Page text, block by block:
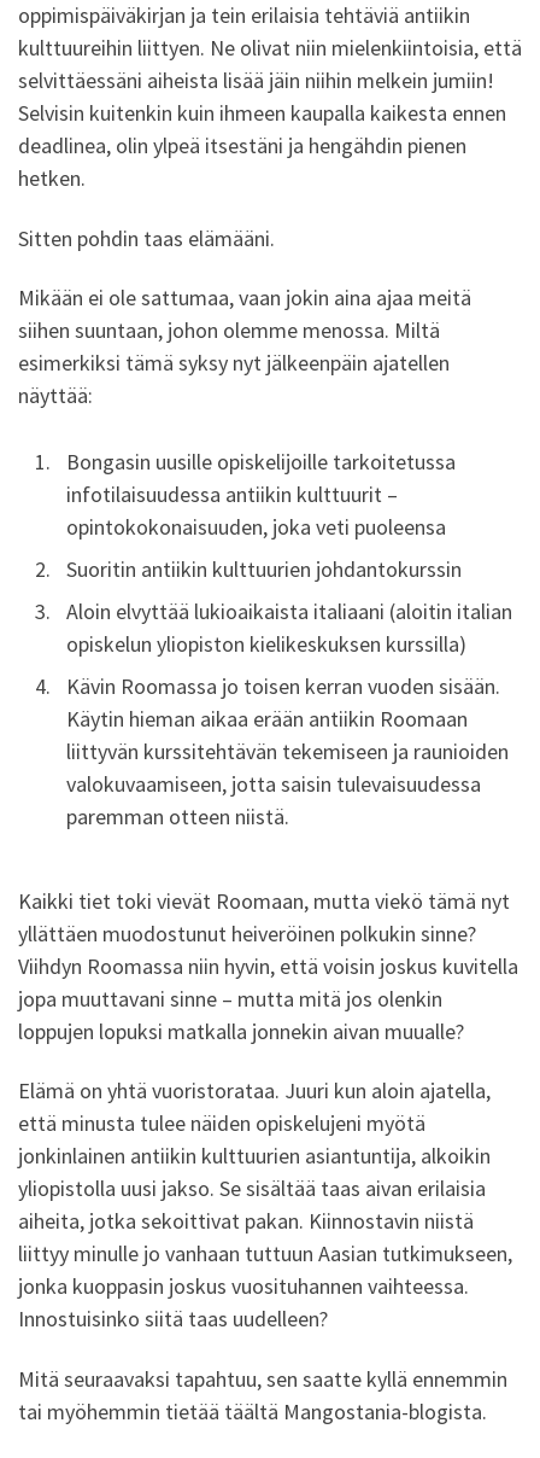
oppimispäiväkirjan ja tein erilaisia tehtäviä antiikin
kulttuureihin liittyen. Ne olivat niin mielenkiintoisia, että
selvittäessäni aiheista lisää jäin niihin melkein jumiin!
Selvisin kuitenkin kuin ihmeen kaupalla kaikesta ennen
deadlinea, olin ylpeä itsestäni ja hengähdin pienen
hetken.
Sitten pohdin taas elämääni.
Mikään ei ole sattumaa, vaan jokin aina ajaa meitä
siihen suuntaan, johon olemme menossa. Miltä
esimerkiksi tämä syksy nyt jälkeenpäin ajatellen
näyttää:
Bongasin uusille opiskelijoille tarkoitetussa
infotilaisuudessa antiikin kulttuurit –
opintokokonaisuuden, joka veti puoleensa
Suoritin antiikin kulttuurien johdantokurssin
Aloin elvyttää lukioaikaista italiaani (aloitin italian
opiskelun yliopiston kielikeskuksen kurssilla)
Kävin Roomassa jo toisen kerran vuoden sisään.
Käytin hieman aikaa erään antiikin Roomaan
liittyvän kurssitehtävän tekemiseen ja raunioiden
valokuvaamiseen, jotta saisin tulevaisuudessa
paremman otteen niistä.
Kaikki tiet toki vievät Roomaan, mutta viekö tämä nyt
yllättäen muodostunut heiveröinen polkukin sinne?
Viihdyn Roomassa niin hyvin, että voisin joskus kuvitella
jopa muuttavani sinne – mutta mitä jos olenkin
loppujen lopuksi matkalla jonnekin aivan muualle?
Elämä on yhtä vuoristorataa. Juuri kun aloin ajatella,
että minusta tulee näiden opiskelujeni myötä
jonkinlainen antiikin kulttuurien asiantuntija, alkoikin
yliopistolla uusi jakso. Se sisältää taas aivan erilaisia
aiheita, jotka sekoittivat pakan. Kiinnostavin niistä
liittyy minulle jo vanhaan tuttuun Aasian tutkimukseen,
jonka kuoppasin joskus vuosituhannen vaihteessa.
Innostuisinko siitä taas uudelleen?
Mitä seuraavaksi tapahtuu, sen saatte kyllä ennemmin
tai myöhemmin tietää täältä Mangostania-blogista.